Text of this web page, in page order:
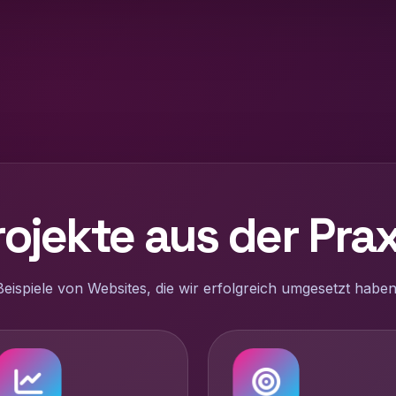
aus der
von Websites, die wir erfolgreich umgesetzt